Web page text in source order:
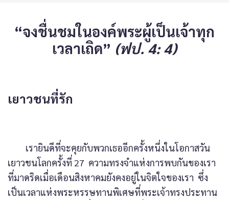
“จงชื่นชมในองค์พระผู้เป็นเจ้าทุก
เวลาเถิด” (ฟป. 4: 4)
เยาวชนที่รัก
เรายินดีที่จะคุยกับพวกเธออีกครั้งหนึ่งในโอกาสวัน
เยาวชนโลกครั้งที่ 27 ความทรงจำแห่งการพบกันของเรา
ที่มาดริดเมื่อเดือนสิงหาคมยังคงอยู่ในจิตใจของเรา ซึ่ง
เป็นเวลาแห่งพระหรรษทานพิเศษที่พระเจ้าทรงประทาน